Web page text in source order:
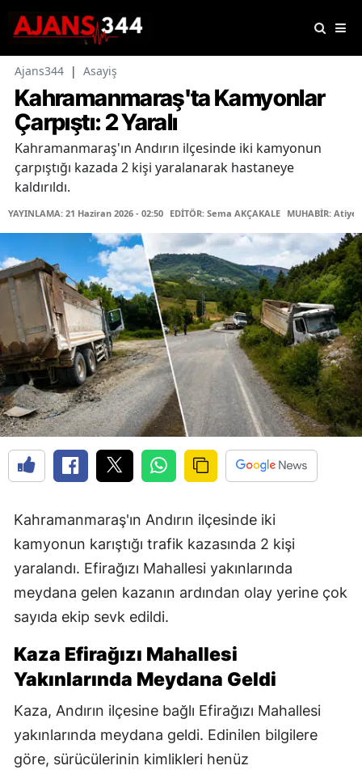
Ajans344 | Asayiş
Kahramanmaraş'ta Kamyonlar
Çarpıştı: 2 Yaralı
Kahramanmaraş'ın Andırın ilçesinde iki kamyonun
çarpıştığı kazada 2 kişi yaralanarak hastaneye
kaldırıldı.
YAYINLAMA: 21 Haziran 2026 - 02:50 EDİTÖR: Sema AKÇAKALE MUHABİR: Atiye
Kahramanmaraş'ın Andırın ilçesinde iki
kamyonun karıştığı trafik kazasında 2 kişi
yaralandı. Efirağızı Mahallesi yakınlarında
meydana gelen kazanın ardından olay yerine çok
sayıda ekip sevk edildi.
Kaza Efirağızı Mahallesi
Yakınlarında Meydana Geldi
Kaza, Andırın ilçesine bağlı Efirağızı Mahallesi
yakınlarında meydana geldi. Edinilen bilgilere
göre, sürücülerinin kimlikleri henüz